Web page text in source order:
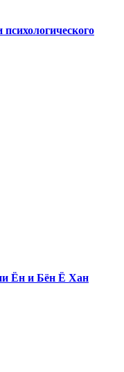
Ён и Бён Ё Хан